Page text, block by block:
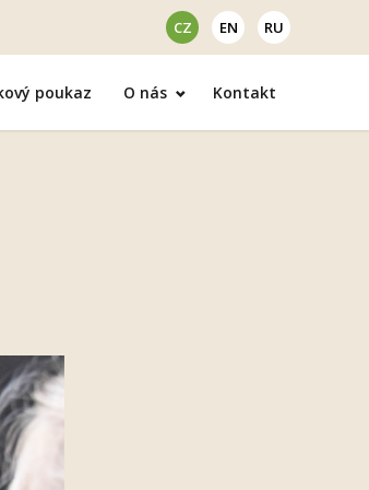
CZ EN RU
poukaz O nás Kontakt